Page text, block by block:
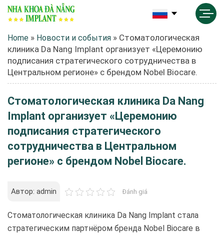
Home » Новости и события » Стоматологическая
клиника Da Nang Implant организует «Церемонию
подписания стратегического сотрудничества в
Центральном регионе» с брендом Nobel Biocare.
Стоматологическая клиника Da Nang
Implant организует «Церемонию
подписания стратегического
сотрудничества в Центральном
регионе» с брендом Nobel Biocare.
Автор: admin Đánh giá
Стоматологическая клиника Da Nang Implant стала
стратегическим партнёром бренда Nobel Biocare в